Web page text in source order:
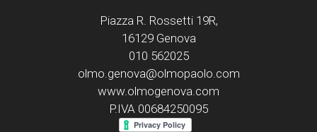
Piazza R. Rossetti 19R,
16129 Genova
010 562025
olmo.genova@olmopaolo.com
www.olmogenova.com
P.IVA 00684250095